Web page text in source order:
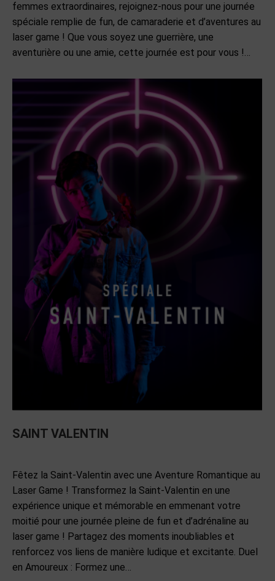
femmes extraordinaires, rejoignez-nous pour une journée
spéciale remplie de fun, de camaraderie et d’aventures au
laser game ! Que vous soyez une guerrière, une
aventurière ou une amie, cette journée est pour vous !…
SAINT VALENTIN
Fêtez la Saint-Valentin avec une Aventure Romantique au
Laser Game ! Transformez la Saint-Valentin en une
expérience unique et mémorable en emmenant votre
moitié pour une journée pleine de fun et d’adrénaline au
laser game ! Partagez des moments inoubliables et
renforcez vos liens de manière ludique et excitante. Duel
en Amoureux : Formez une…